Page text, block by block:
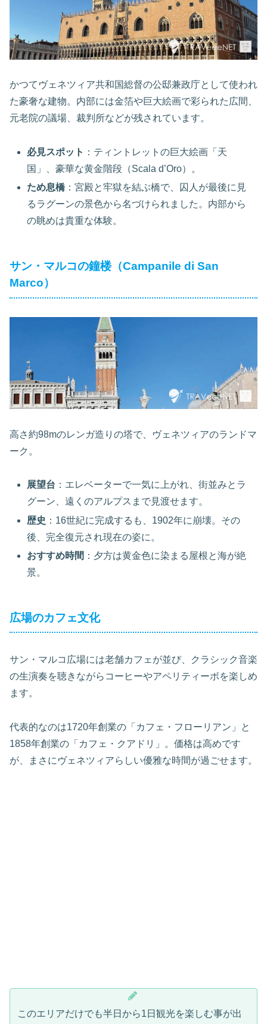
かつてヴェネツィア共和国総督の公邸兼政庁として使われ
た豪奢な建物。内部には金箔や巨大絵画で彩られた広間、
元老院の議場、裁判所などが残されています。
必見スポット ：ティントレットの巨大絵画「天
国」、豪華な黄金階段（Scala d’Oro）。
ため息橋：宮殿と牢獄を結ぶ橋で、囚人が最後に見
るラグーンの景色から名づけられました。内部から
の眺めは貴重な体験。
サン・マルコの鐘楼（Campanile di San
Marco）
高さ約98mのレンガ造りの塔で、ヴェネツィアのランドマ
ーク。
展望台 ：エレベーターで一気に上がれ、街並みとラ
グーン、遠くのアルプスまで見渡せます。
歴史 ：16世紀に完成するも、1902年に崩壊。その
後、完全復元され現在の姿に。
おすすめ時間 ：夕方は黄金色に染まる屋根と海が絶
景。
広場のカフェ文化
サン・マルコ広場には老舗カフェが並び、クラシック音楽
の生演奏を聴きながらコーヒーやアペリティーボを楽しめ
ます。
代表的なのは1720年創業の「カフェ・フローリアン」と
1858年創業の「カフェ・クアドリ」。価格は高めです
が、まさにヴェネツィアらしい優雅な時間が過ごせます。
このエリアだけでも半日から1日観光を楽しむ事が出